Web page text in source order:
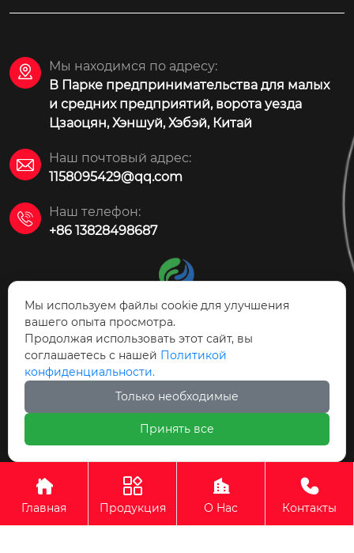

Мы находимся по адресу:
В Парке предпринимательства для малых
и средних предприятий, ворота уезда
Цзаоцян, Хэншуй, Хэбэй, Китай

Наш почтовый адрес:
1158095429@qq.com

Наш телефон:
+86 13828498687
АО Технология защиты
окружающей среды Цзаоцян Ясинь
АО Технология защиты окружающей среды Цзаоцян
Ясинь

Главная

Продукция

О Hас

Контакты
Мы используем файлы cookie для улучшения
вашего опыта просмотра.
Продолжая использовать этот сайт, вы
соглашаетесь с нашей Политикой
конфиденциальности.
Только необходимые
Принять все